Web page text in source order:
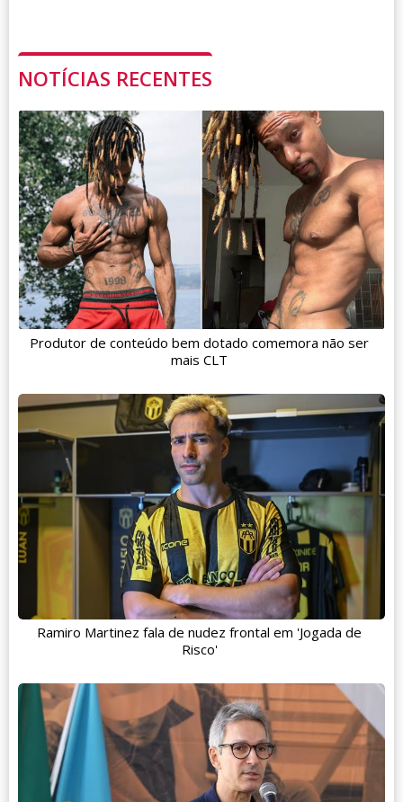
NOTÍCIAS RECENTES
Produtor de conteúdo bem dotado comemora não ser
mais CLT
Ramiro Martinez fala de nudez frontal em 'Jogada de
Risco'